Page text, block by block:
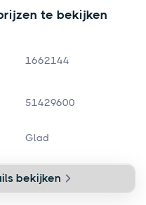
te bekijken
1662144
51429600
Glad
bekijken